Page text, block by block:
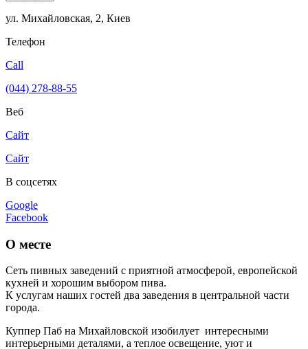
ул. Михайловская, 2, Киев
Телефон
Call
(044) 278-88-55
Веб
Сайт
Сайт
В соцсетях
Google
Facebook
О месте
Сеть пивных заведений с приятной атмосферой, европейской
кухней и хорошим выбором пива.
К услугам наших гостей два заведения в центральной части
города.
Куппер Паб на Михайловской изобилует интересными
интерьерными деталями, а теплое освещение, уют и